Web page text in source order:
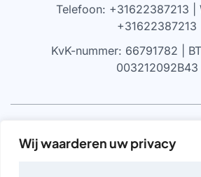
Wij waarderen uw privacy
Telefoon: +31622387213 |
+31622387213
KvK-nummer: 66791782 |
003212092B43
VRIJWARING